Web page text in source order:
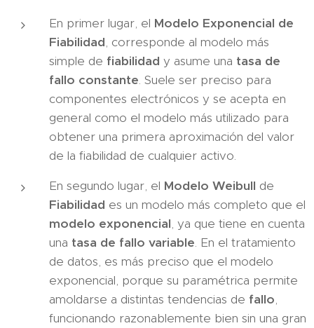
En primer lugar, el Modelo Exponencial de
Fiabilidad, corresponde al modelo más
simple de fiabilidad y asume una tasa de
fallo constante. Suele ser preciso para
componentes electrónicos y se acepta en
general como el modelo más utilizado para
obtener una primera aproximación del valor
de la fiabilidad de cualquier activo.
En segundo lugar, el Modelo Weibull de
Fiabilidad es un modelo más completo que el
modelo exponencial, ya que tiene en cuenta
una tasa de fallo variable. En el tratamiento
de datos, es más preciso que el modelo
exponencial, porque su paramétrica permite
amoldarse a distintas tendencias de fallo,
funcionando razonablemente bien sin una gran